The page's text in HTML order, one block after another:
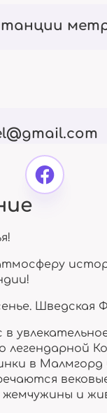
15 июня, воскресенье.
в
и